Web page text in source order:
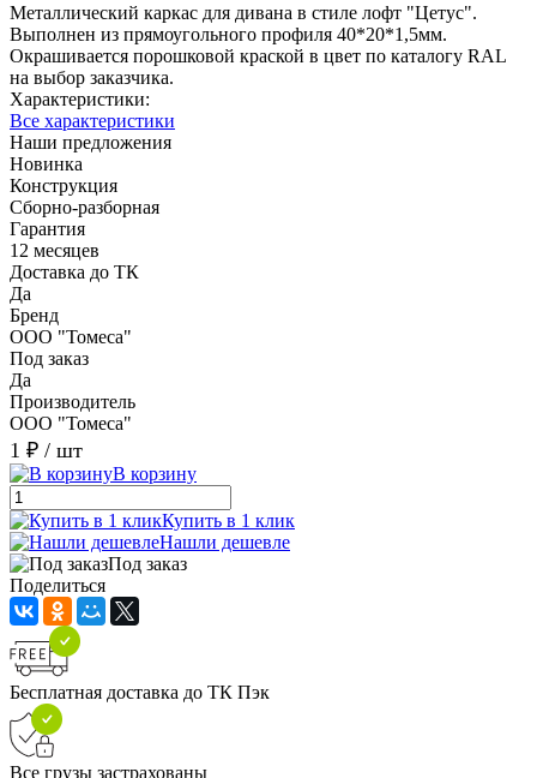
Металлический каркас для дивана в стиле лофт "Цетус".
Выполнен из прямоугольного профиля 40*20*1,5мм.
Окрашивается порошковой краской в цвет по каталогу RAL
на выбор заказчика.
Характеристики:
Все характеристики
Наши предложения
Новинка
Конструкция
Сборно-разборная
Гарантия
12 месяцев
Доставка до ТК
Да
Бренд
ООО "Томеса"
Под заказ
Да
Производитель
ООО "Томеса"
1 ₽ / шт
В корзину
Купить в 1 клик
Нашли дешевле
Под заказ
Поделиться
Бесплатная доставка до ТК Пэк
Все грузы застрахованы